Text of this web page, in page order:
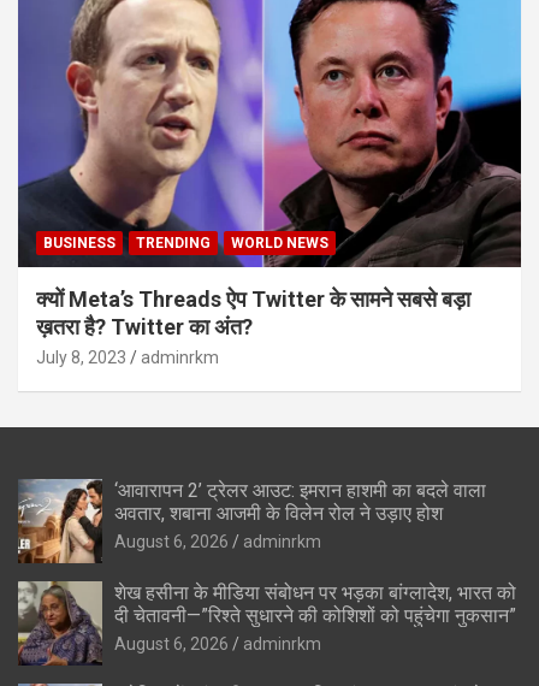
BUSINESS TRENDING WORLD NEWS
क्यों Meta’s Threads ऐप Twitter के सामने सबसे बड़ा
ख़तरा है? Twitter का अंत?
July 8, 2023 adminrkm
‘आवारापन 2’ ट्रेलर आउट: इमरान हाशमी का बदले वाला
अवतार, शबाना आजमी के विलेन रोल ने उड़ाए होश
August 6, 2026 adminrkm
शेख हसीना के मीडिया संबोधन पर भड़का बांग्लादेश, भारत को
दी चेतावनी—”रिश्ते सुधारने की कोशिशों को पहुंचेगा नुकसान”
August 6, 2026 adminrkm